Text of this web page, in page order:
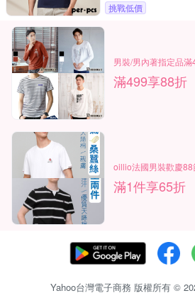
挑戰低價
男裝/男內著指定品
滿499享88折
oillio法國男裝歡慶
滿1件享65折
Yahoo台灣電子商務 版權所有 ©